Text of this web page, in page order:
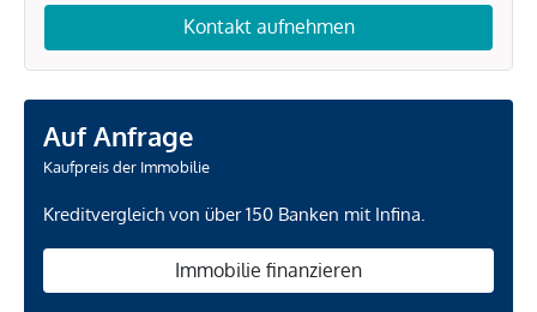
Kontakt aufnehmen
Auf Anfrage
Kaufpreis der Immobilie
Kreditvergleich von über 150 Banken mit Infina.
Immobilie finanzieren